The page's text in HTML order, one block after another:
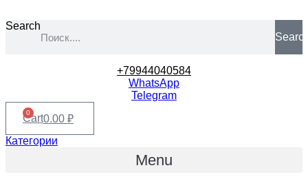
Search
+79944040584
WhatsApp
Telegram
0.00 ₽
0
Cart
Категории
Menu